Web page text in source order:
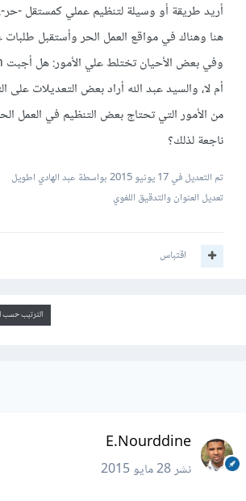
أريد طريقة أو وسيلة لتنظيم عملي كمستقل -
هنا وهناك في مواقع العمل الحر وأستقبل طلبات
أم لا، والسيد عبد الله أراد بعض التعديلات على
من الأمور التي تحتاج بعض التنظيم في العمل
ناجعة لذلك؟
تم التعديل في17 يونيو 2015
بواسطة عبد الهادي اطويل
تعديل العنوان والتدقيق اللغوي
اقتباس
الترتيب حسب
E.Nourddine
نشر28 مايو 2015